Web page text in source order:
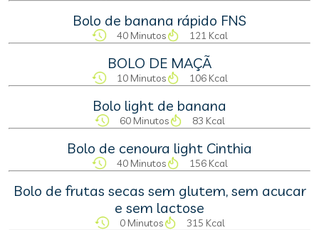
Bolo de banana rápido FNS
40 Minutos 121 Kcal
BOLO DE MAÇÃ
10 Minutos 106 Kcal
Bolo light de banana
60 Minutos 83 Kcal
Bolo de cenoura light Cinthia
40 Minutos 156 Kcal
Bolo de frutas secas sem glutem, sem acucar
e sem lactose
0 Minutos 315 Kcal